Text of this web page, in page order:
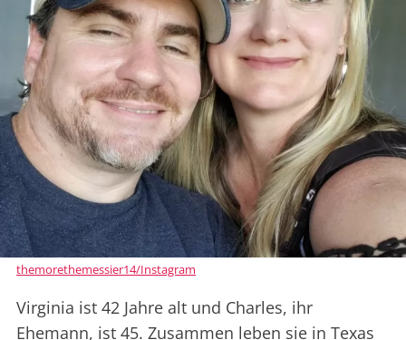
themorethemessier14/Instagram
Virginia ist 42 Jahre alt und Charles, ihr
Ehemann, ist 45. Zusammen leben sie in Texas